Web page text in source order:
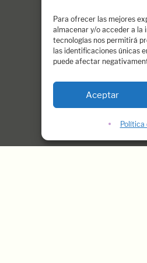
Para ofrecer las mejores
almacenar y/o acceder a la
tecnologías nos permitirá
las identificaciones únicas
puede afectar
Aceptar
Política